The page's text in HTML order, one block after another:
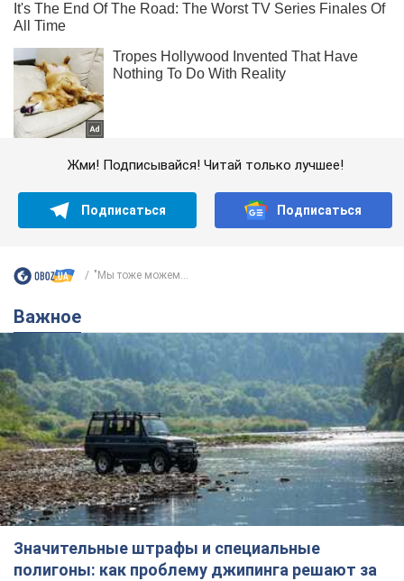
Жми! Подписывайся! Читай только лучшее!
Подписаться Подписаться
"Мы тоже можем...
Важное
Значительные штрафы и специальные
полигоны: как проблему джипинга решают за